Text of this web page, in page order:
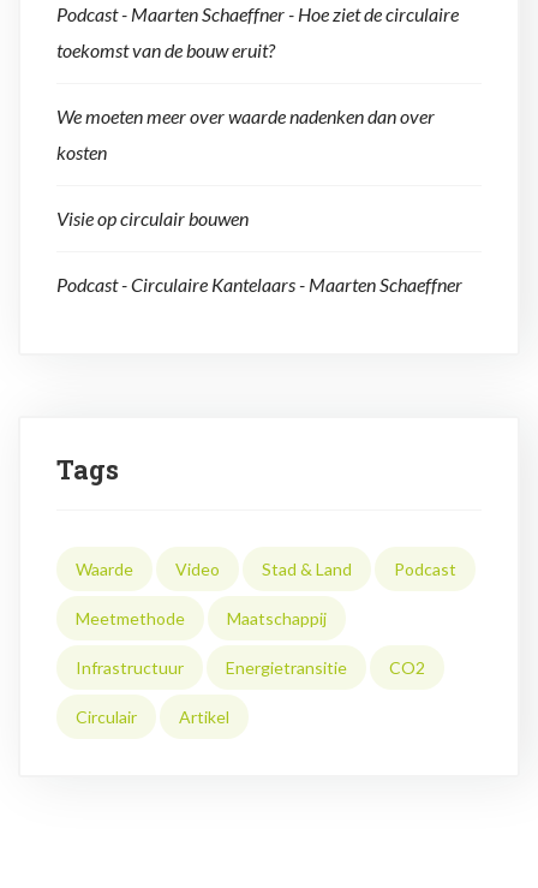
Podcast - Maarten Schaeffner - Hoe ziet de circulaire
toekomst van de bouw eruit?
We moeten meer over waarde nadenken dan over
kosten
Visie op circulair bouwen
Podcast - Circulaire Kantelaars - Maarten Schaeffner
Tags
Waarde Video Stad & Land Podcast
Meetmethode Maatschappij
Infrastructuur Energietransitie CO2
Circulair Artikel